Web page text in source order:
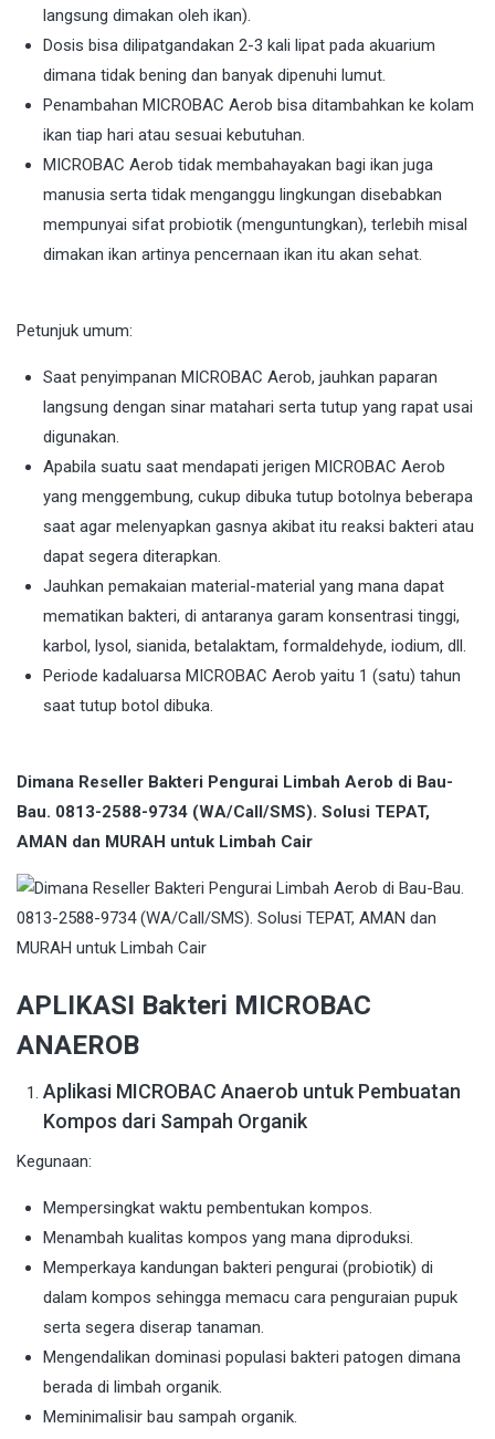
langsung dimakan oleh ikan).
Dosis bisa dilipatgandakan 2-3 kali lipat pada akuarium
dimana tidak bening dan banyak dipenuhi lumut.
Penambahan MICROBAC Aerob bisa ditambahkan ke kolam
ikan tiap hari atau sesuai kebutuhan.
MICROBAC Aerob tidak membahayakan bagi ikan juga
manusia serta tidak menganggu lingkungan disebabkan
mempunyai sifat probiotik (menguntungkan), terlebih misal
dimakan ikan artinya pencernaan ikan itu akan sehat.
Petunjuk umum:
Saat penyimpanan MICROBAC Aerob, jauhkan paparan
langsung dengan sinar matahari serta tutup yang rapat usai
digunakan.
Apabila suatu saat mendapati jerigen MICROBAC Aerob
yang menggembung, cukup dibuka tutup botolnya beberapa
saat agar melenyapkan gasnya akibat itu reaksi bakteri atau
dapat segera diterapkan.
Jauhkan pemakaian material-material yang mana dapat
mematikan bakteri, di antaranya garam konsentrasi tinggi,
karbol, lysol, sianida, betalaktam, formaldehyde, iodium, dll.
Periode kadaluarsa MICROBAC Aerob yaitu 1 (satu) tahun
saat tutup botol dibuka.
Dimana Reseller Bakteri Pengurai Limbah Aerob di Bau-
Bau. 0813-2588-9734 (WA/Call/SMS). Solusi TEPAT,
AMAN dan MURAH untuk Limbah Cair
APLIKASI Bakteri MICROBAC
ANAEROB
Aplikasi MICROBAC Anaerob untuk Pembuatan
Kompos dari Sampah Organik
Kegunaan:
Mempersingkat waktu pembentukan kompos.
Menambah kualitas kompos yang mana diproduksi.
Memperkaya kandungan bakteri pengurai (probiotik) di
dalam kompos sehingga memacu cara penguraian pupuk
serta segera diserap tanaman.
Mengendalikan dominasi populasi bakteri patogen dimana
berada di limbah organik.
Meminimalisir bau sampah organik.